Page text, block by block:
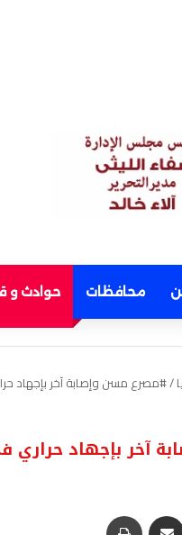
محافظات حوادث و
/#مصرع مسن وإصابة آخر بإجهاد
آخر بإجهاد حراري
لينكدإن مشاركة عبر البريد